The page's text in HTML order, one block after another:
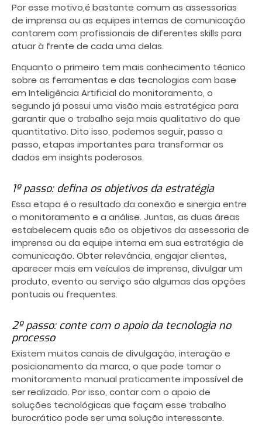
Por esse motivo,é bastante comum as assessorias
de imprensa ou as equipes internas de comunicação
contarem com profissionais de diferentes skills para
atuar à frente de cada uma delas.
Enquanto o primeiro tem mais conhecimento técnico
sobre as ferramentas e das tecnologias com base
em Inteligência Artificial do monitoramento, o
segundo já possui uma visão mais estratégica para
garantir que o trabalho seja mais qualitativo do que
quantitativo. Dito isso, podemos seguir, passo a
passo, etapas importantes para transformar os
dados em insights poderosos.
1º passo: defina os objetivos da estratégia
Essa etapa é o resultado da conexão e sinergia entre
o monitoramento e a análise. Juntas, as duas áreas
estabelecem quais são os objetivos da assessoria de
imprensa ou da equipe interna em sua estratégia de
comunicação. Obter relevância, engajar clientes,
aparecer mais em veículos de imprensa, divulgar um
produto, evento ou serviço são algumas das opções
pontuais ou frequentes.
2º passo: conte com o apoio da tecnologia no
processo
Existem muitos canais de divulgação, interação e
posicionamento da marca, o que pode tornar o
monitoramento manual praticamente impossível de
ser realizado. Por isso, contar com o apoio de
soluções tecnológicas que façam esse trabalho
burocrático pode ser uma solução interessante.